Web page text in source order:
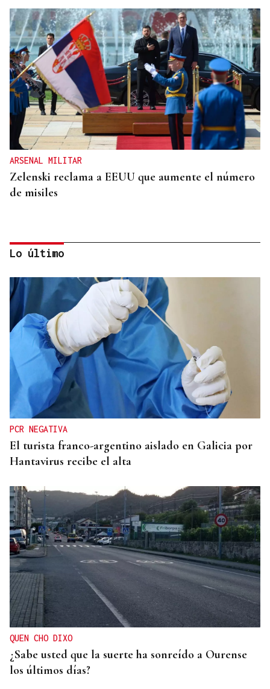
ARSENAL MILITAR
Zelenski reclama a EEUU que aumente el número
de misiles
METÁSTASIS
El hijo de Joe Biden informa que el cáncer de su
padre “va más allá de los huesos”
Lo último
PCR NEGATIVA
El turista franco-argentino aislado en Galicia por
Hantavirus recibe el alta
QUEN CHO DIXO
¿Sabe usted que la suerte ha sonreído a Ourense
los últimos días?